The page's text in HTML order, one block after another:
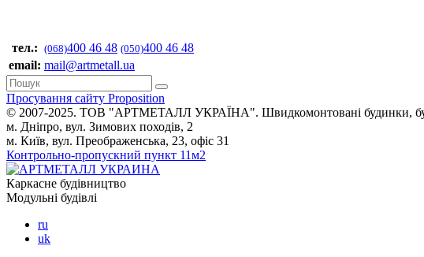
тел.: (068)400 46 48 (050)400 46 48
email: mail@artmetall.ua
Просування сайту Proposition
© 2007-2025. ТОВ "AРТМЕТАЛЛ УКРАЇНА". Швидкомонтовані будинки,
м. Дніпро, вул. Зимових походів, 2
м. Київ, вул. Преображенська, 23, офіс 31
Контрольно-пропускний пункт 11м2
Каркасне будівництво
Модульні будівлі
ru
uk